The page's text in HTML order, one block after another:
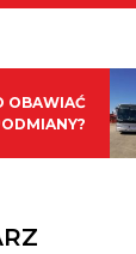
OBAWIAĆ